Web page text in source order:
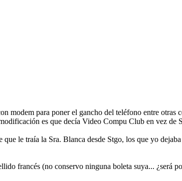
para poner el gancho del teléfono entre otras
es que decía Video Compu Club en vez de
le traía la Sra. Blanca desde Stgo, los que yo
francés (no conservo ninguna boleta suya... ¿será